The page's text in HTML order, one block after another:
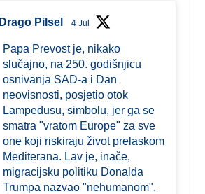
Drago Pilsel 4 Jul
Papa Prevost je, nikako
slučajno, na 250. godišnjicu
osnivanja SAD-a i Dan
neovisnosti, posjetio otok
Lampedusu, simbolu, jer ga se
smatra "vratom Europe" za sve
one koji riskiraju život prelaskom
Mediterana. Lav je, inače,
migracijsku politiku Donalda
Trumpa nazvao "nehumanom".